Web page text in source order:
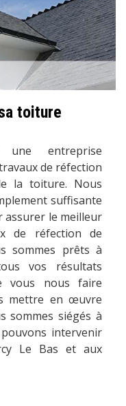
toiture
entreprise
de réfection
la toiture. Nous
suffisante
assurer le meilleur
de réfection de
sommes prêts à
vos résultats
vous nous faire
mettre en œuvre
sommes siégés à
intervenir
Le Bas et aux